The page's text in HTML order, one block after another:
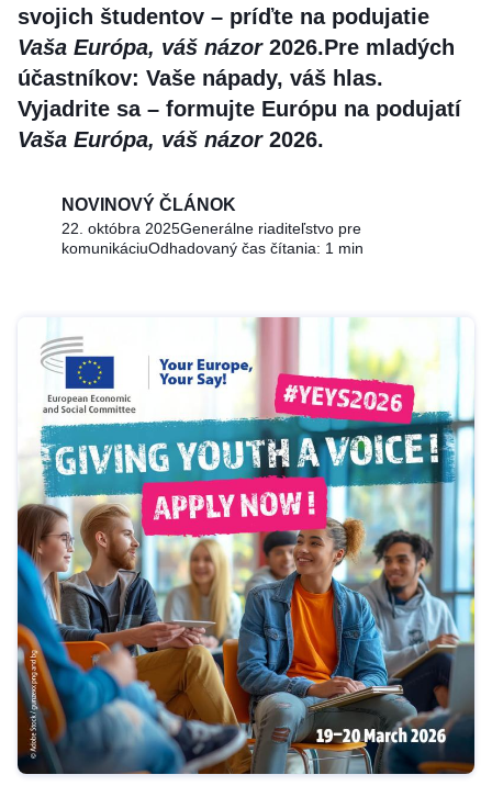
svojich študentov – príďte na podujatie
Vaša Európa, váš názor2026.Pre mladých
účastníkov: Vaše nápady, váš hlas.
Vyjadrite sa – formujte Európu na podujatí
Vaša Európa, váš názor2026.
NOVINOVÝ ČLÁNOK
22. októbra 2025Generálne riaditeľstvo pre
komunikáciuOdhadovaný čas čítania: 1 min